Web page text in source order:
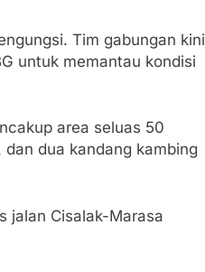
Tim gabungan kini
untuk memantau kondisi
area seluas 50
dua kandang kambing
jalan Cisalak-Marasa